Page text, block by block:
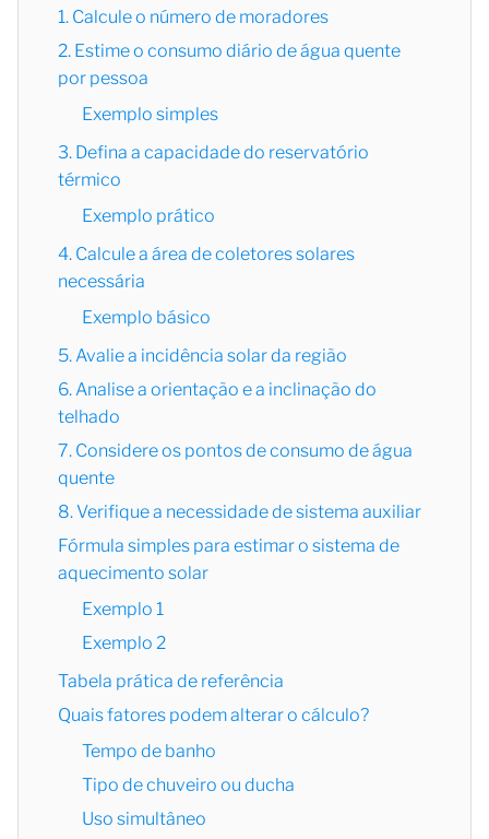
1. Calcule o número de moradores
2. Estime o consumo diário de água quente
por pessoa
Exemplo simples
3. Defina a capacidade do reservatório
térmico
Exemplo prático
4. Calcule a área de coletores solares
necessária
Exemplo básico
5. Avalie a incidência solar da região
6. Analise a orientação e a inclinação do
telhado
7. Considere os pontos de consumo de água
quente
8. Verifique a necessidade de sistema auxiliar
Fórmula simples para estimar o sistema de
aquecimento solar
Exemplo 1
Exemplo 2
Tabela prática de referência
Quais fatores podem alterar o cálculo?
Tempo de banho
Tipo de chuveiro ou ducha
Uso simultâneo